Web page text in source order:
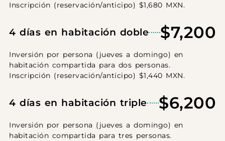
Inscripción (reservación/anticipo) $1,680 MXN.
4 días en habitación doble $7,200
Inversión por persona (jueves a domingo) en
habitación compartida para dos personas.
Inscripción (reservación/anticipo) $1,440 MXN.
4 días en habitación triple $6,200
Inversión por persona (jueves a domingo) en
habitación compartida para tres personas.